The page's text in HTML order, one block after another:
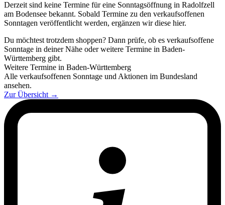
Derzeit sind keine Termine für eine Sonntagsöffnung in Radolfzell
am Bodensee bekannt. Sobald Termine zu den verkaufsoffenen
Sonntagen veröffentlicht werden, ergänzen wir diese hier.
Du möchtest trotzdem shoppen? Dann prüfe, ob es verkaufsoffene
Sonntage in deiner Nähe oder weitere Termine in Baden-
Württemberg gibt.
Weitere Termine in Baden-Württemberg
Alle verkaufsoffenen Sonntage und Aktionen im Bundesland
ansehen.
Zur Übersicht →